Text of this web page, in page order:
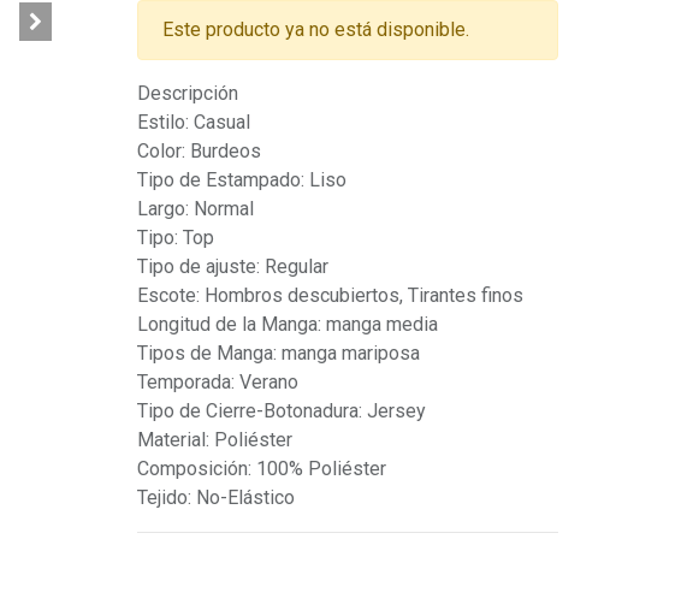
Este producto ya no está disponible.
Descripción
Estilo: Casual
Color: Burdeos
Tipo de Estampado: Liso
Largo: Normal
Tipo: Top
Tipo de ajuste: Regular
Escote: Hombros descubiertos, Tirantes finos
Longitud de la Manga: manga media
Tipos de Manga: manga mariposa
Temporada: Verano
Tipo de Cierre-Botonadura: Jersey
Material: Poliéster
Composición: 100% Poliéster
Tejido: No-Elástico